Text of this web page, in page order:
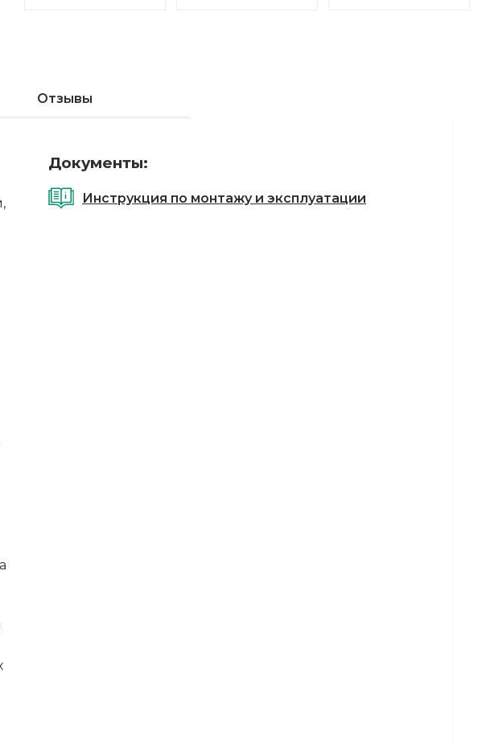
Отзывы
Документы:
Инструкция по монтажу и эксплуатации